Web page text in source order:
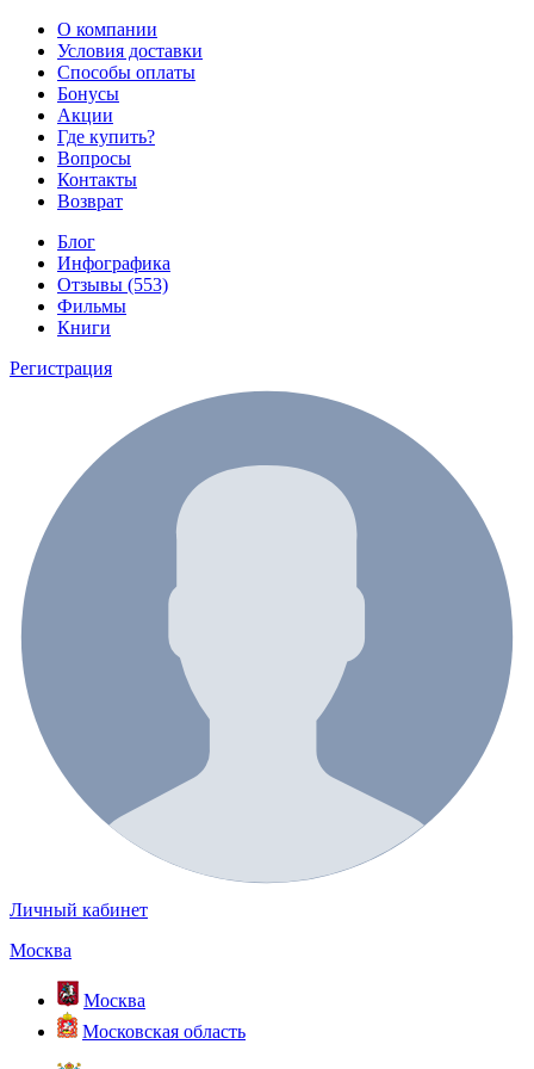
О компании
Условия доставки
Способы оплаты
Бонусы
Акции
Где купить?
Вопросы
Контакты
Возврат
Блог
Инфографика
Отзывы (553)
Фильмы
Книги
Регистрация
Личный кабинет
Москва
Москва
Московская область